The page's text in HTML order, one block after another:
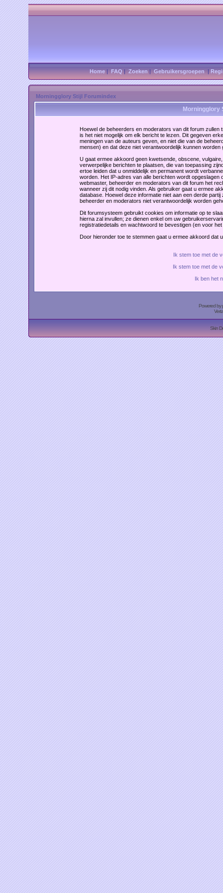
Home|FAQ|Zoeken|Gebruikersgroepen|
Morningglory Stijl Forumindex
Morningglory
Hoewel de beheerders en moderators van dit forum
is het niet mogelijk om elk bericht te lezen. Dit gegeven
meningen van de auteurs geven, en niet die van de
mensen) en dat deze niet verantwoordelijk kunnen
U gaat ermee akkoord geen kwetsende, obscene,
verwerpelijke berichten te plaatsen, die van toepassing
ertoe leiden dat u onmiddelijk en permanent wordt
worden. Het IP-adres van alle berichten wordt
webmaster, beheerder en moderators van dit forum het
wanneer zij dit nodig vinden. Als gebruiker gaat u ermee
database. Hoewel deze informatie niet aan een derde
beheerder en moderators niet verantwoordelijk worden
Dit forumsysteem gebruikt cookies om informatie op te
hierna zal invullen; ze dienen enkel om uw
registratiedetails en wachtwoord te bevestigen (en voor
Door hieronder toe te stemmen gaat u ermee akkoord dat
Ik stem toe met de
Ik stem toe met de
Ik ben het
Powered by
Skin